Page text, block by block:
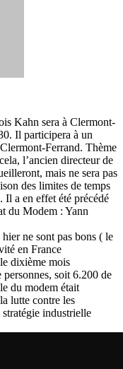
Kahn sera à Clermont-
Il participera à un
Ferrand. Thème
l’ancien directeur de
mais ne sera pas
des limites de temps
Il a en effet été précédé
du Modem : Yann
ne sont pas bons ( le
en France
dixième mois
soit 6.200 de
du modem était
lutte contre les
stratégie industrielle